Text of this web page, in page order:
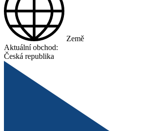
Země
Aktuální obchod:
Česká republika